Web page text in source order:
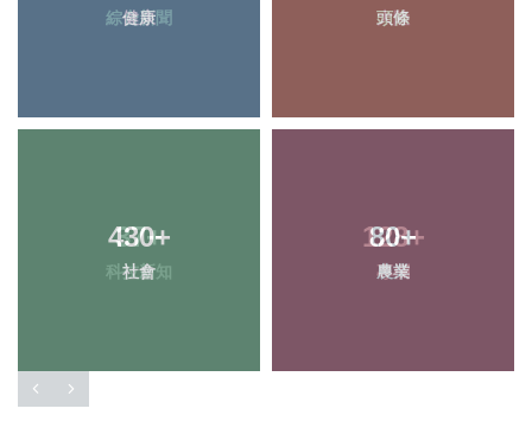
健康 頭條
430+
社會
80+
農業
綜合新聞 大陸
37+
科技新知
128+
專欄